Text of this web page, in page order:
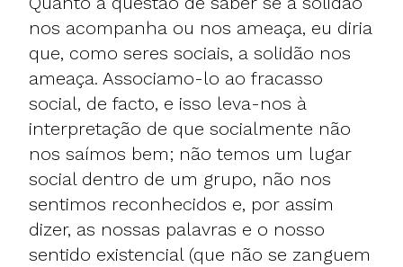
nos acompanha ou nos ameaça, eu diria
que, como seres sociais, a solidão nos
ameaça. Associamo-lo ao fracasso
social, de facto, e isso leva-nos à
interpretação de que socialmente não
nos saímos bem; não temos um lugar
social dentro de um grupo, não nos
sentimos reconhecidos e, por assim
dizer, as nossas palavras e o nosso
sentido existencial (que não se zanguem